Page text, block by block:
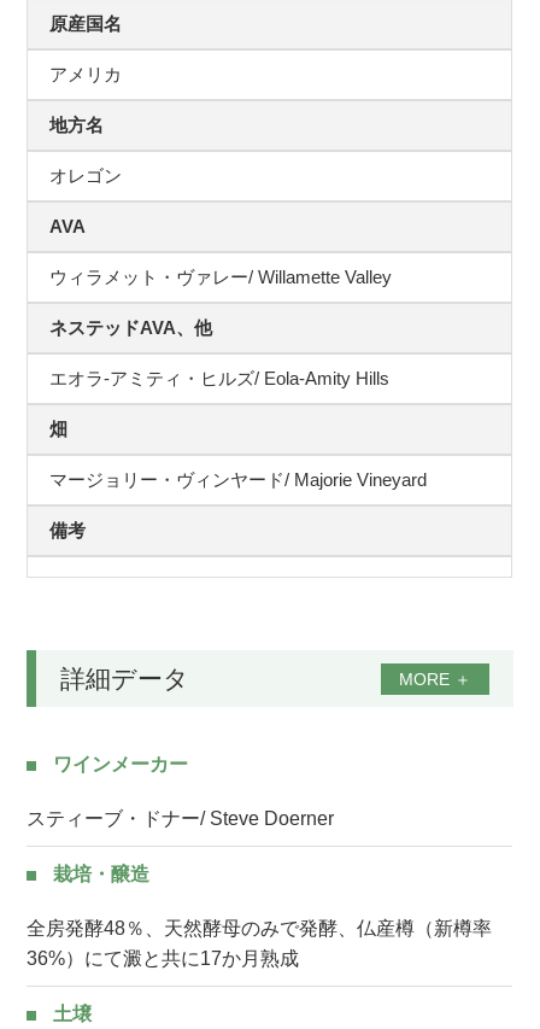
原産国名
アメリカ
地方名
オレゴン
AVA
ウィラメット・ヴァレー/ Willamette Valley
ネステッドAVA、他
エオラ-アミティ・ヒルズ/ Eola-Amity Hills
畑
マージョリー・ヴィンヤード/ Majorie Vineyard
備考
詳細データ MORE ＋
ワインメーカー
スティーブ・ドナー/ Steve Doerner
栽培・醸造
全房発酵48％、天然酵母のみで発酵、仏産樽（新樽率
36%）にて澱と共に17か月熟成
土壌